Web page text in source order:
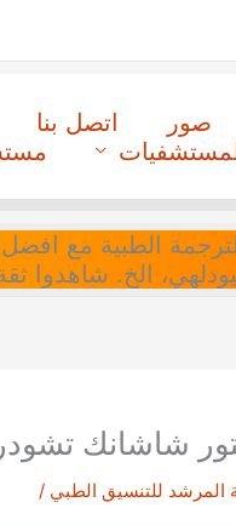
صور اتصل بنا
والترجمة
الخ. شاهدوا
شاشانك
المرشد للتنسيق الطبي /